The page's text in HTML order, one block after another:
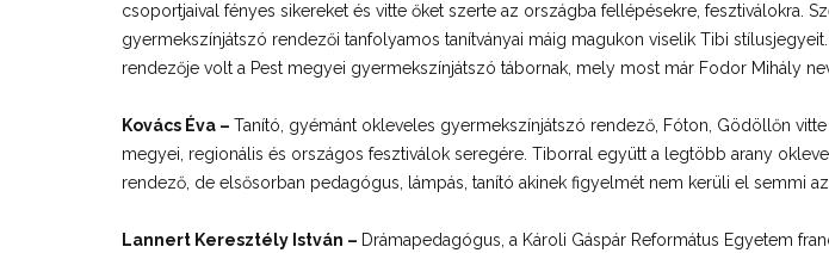
csoportjaival fényes sikereket és vitte őket szerte az országba fellépésekre, fesztiválokra.
gyermekszínjátszó rendezői tanfolyamos tanítványai máig magukon viselik Tibi
rendezője volt a Pest megyei gyermekszínjátszó tábornak, mely most már Fodor Mihály
Kovács Éva – Tanító, gyémánt okleveles gyermekszínjátszó rendező, Fóton, Gödöllőn
megyei, regionális és országos fesztiválok seregére. Tiborral együtt a legtöbb arany
rendező, de elsősorban pedagógus, lámpás, tanító akinek figyelmét nem kerüli el semmi
Lannert Keresztély István – Drámapedagógus, a Károli Gáspár Református Egyetem